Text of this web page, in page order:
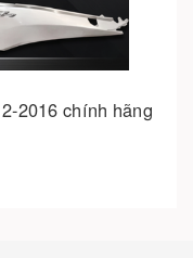
- 2019